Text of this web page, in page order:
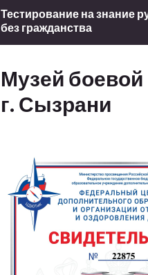
Тестирование на знание
без гражданства
Музей
г. Сызрани